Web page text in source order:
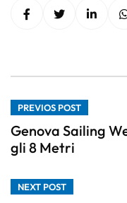
PREVIOS POST
Genova Sailing
gli 8 Metri
NEXT POST